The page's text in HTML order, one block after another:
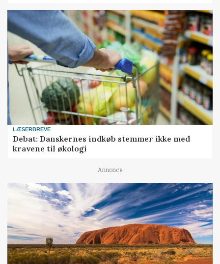
LÆSERBREVE
Debat: Danskernes indkøb stemmer ikke med
kravene til økologi
Annonce